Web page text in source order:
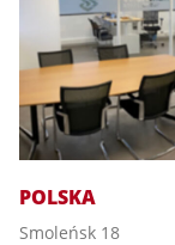
POLSKA
Smoleńsk 18